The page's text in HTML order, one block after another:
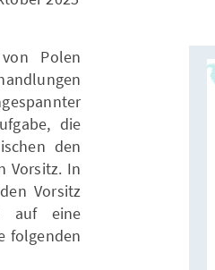
Polen
die
den
Vorsitz. In
Vorsitz
auf eine
folgenden